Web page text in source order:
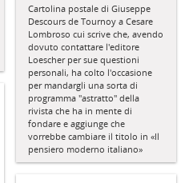
Cartolina postale di Giuseppe
Descours de Tournoy a Cesare
Lombroso cui scrive che, avendo
dovuto contattare l'editore
Loescher per sue questioni
personali, ha colto l'occasione
per mandargli una sorta di
programma "astratto" della
rivista che ha in mente di
fondare e aggiunge che
vorrebbe cambiare il titolo in «Il
pensiero moderno italiano»